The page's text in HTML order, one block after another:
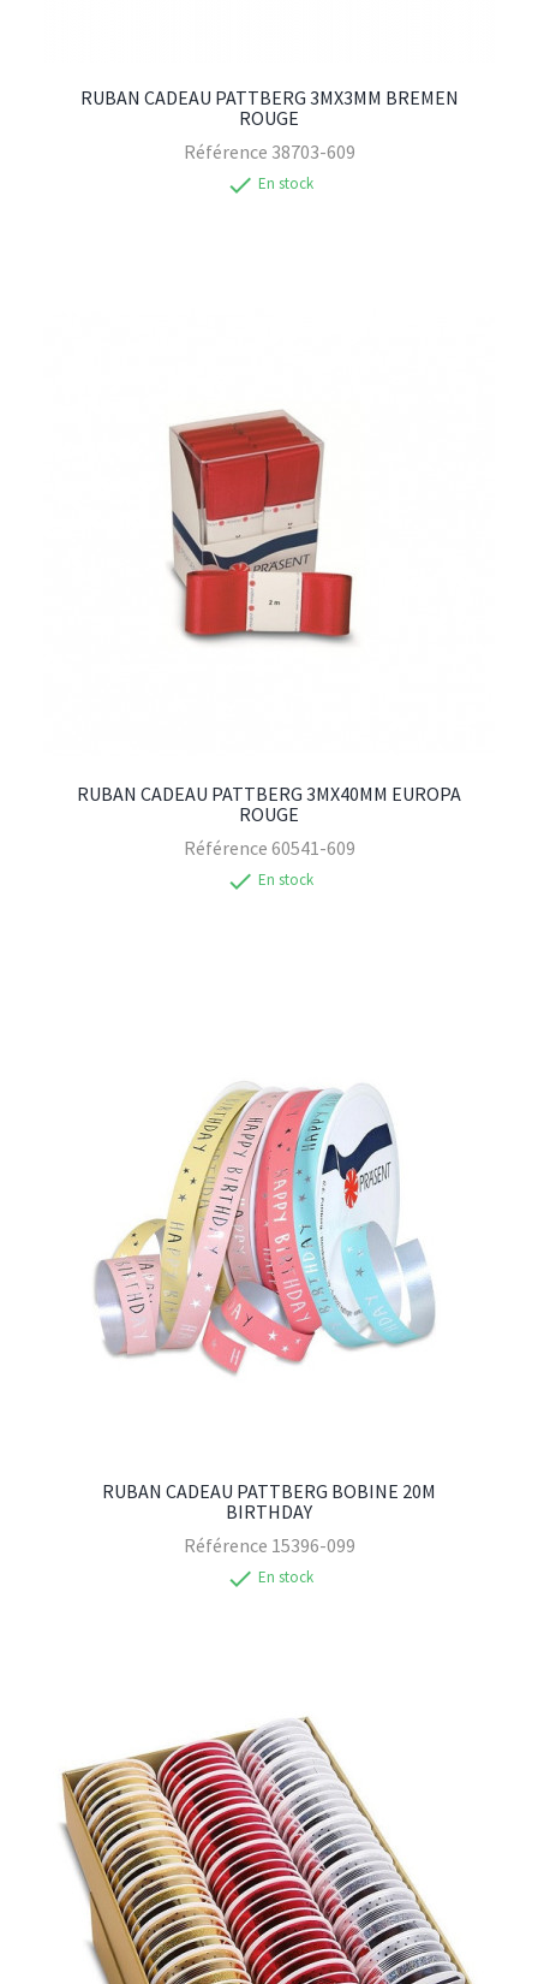
RUBAN CADEAU PATTBERG 3MX3MM BREMEN
ROUGE
Référence 38703-609
check En stock
RUBAN CADEAU PATTBERG 3MX40MM EUROPA
ROUGE
Référence 60541-609
check En stock
RUBAN CADEAU PATTBERG BOBINE 20M
BIRTHDAY
Référence 15396-099
check En stock